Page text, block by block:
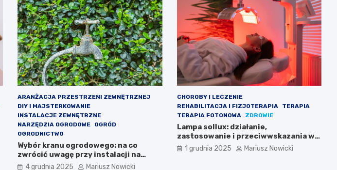
ARANŻACJA PRZESTRZENI ZEWNĘTRZNEJ
DIY I MAJSTERKOWANIE
INSTALACJE ZEWNĘTRZNE
NARZĘDZIA OGRODOWE
OGRÓD
OGRODNICTWO
Wybór kranu ogrodowego: na co
zwrócić uwagę przy instalacji na
elewacji i w ogrodzie
4 grudnia 2025 Mariusz Nowicki
CHOROBY I LECZENIE
REHABILITACJA I FIZJOTERAPIA
TERAPIA
TERAPIA FOTONOWA
ZDROWIE
Lampa sollux: działanie,
zastosowanie i przeciwwskazania w
terapii naświetlaniem
1 grudnia 2025 Mariusz Nowicki